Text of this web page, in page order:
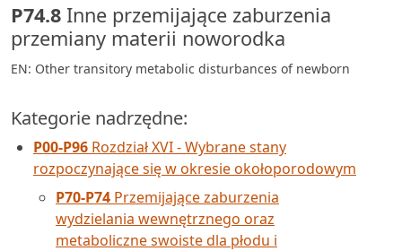
P74.8 Inne przemijające zaburzenia
przemiany materii noworodka
EN: Other transitory metabolic disturbances of newborn
Kategorie nadrzędne:
P00-P96 Rozdział XVI - Wybrane stany
rozpoczynające się w okresie okołoporodowym
P70-P74 Przemijające zaburzenia
wydzielania wewnętrznego oraz
metaboliczne swoiste dla płodu i